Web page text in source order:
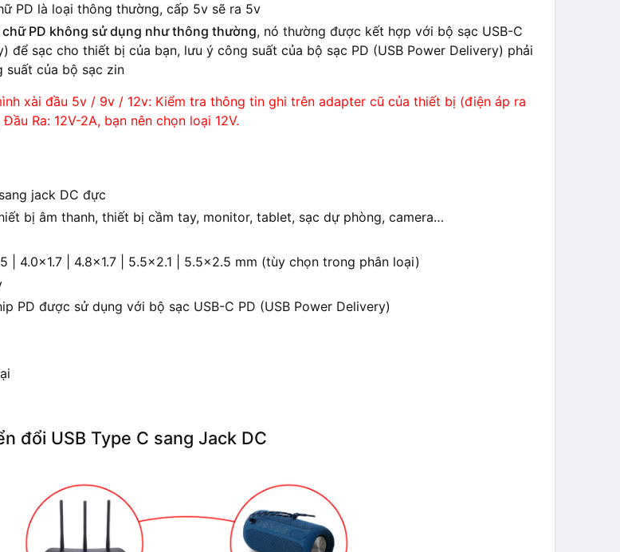
PD là loại thông thường, cấp 5v sẽ ra 5v
chữ PD không sử dụng như thông thường, nó thường được kết hợp với bộ sạc USB-C
để sạc cho thiết bị của bạn, lưu ý công suất của bộ sạc PD (USB Power Delivery) phải
suất của bộ sạc zin
xài đầu 5v / 9v / 12v: Kiểm tra thông tin ghi trên adapter cũ của thiết bị (điện áp ra
Ra: 12V-2A, bạn nên chọn loại 12V.
jack DC đực
bị âm thanh, thiết bị cầm tay, monitor, tablet, sạc dự phòng, camera…
| 4.0×1.7 | 4.8×1.7 | 5.5×2.1 | 5.5×2.5 mm (tùy chọn trong phân loại)
PD được sử dụng với bộ sạc USB-C PD (USB Power Delivery)
đổi USB Type C sang Jack DC